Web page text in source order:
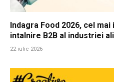
Indagra Food 2026, cel
intalnire B2B al industriei
22 iulie 2026